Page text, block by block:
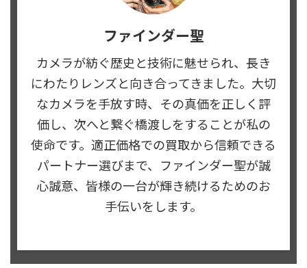
ファインダー聖
カメラが紡ぐ歴史と技術に魅せられ、長き
にわたりレンズと向き合ってきました。大切
なカメラを手放す時、その真価を正しく評
価し、次へと繋ぐ橋渡しをすることが私の
使命です。適正価格での買取から信頼できる
パートナー選びまで、ファインダー聖が誠
心誠意、皆様の一台が輝き続けるためのお
手伝いをします。